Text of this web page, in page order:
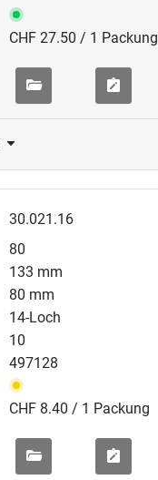
CHF 27.50 / 1 Packung
30.021.16
80
133 mm
80 mm
14-Loch
10
497128
CHF 8.40 / 1 Packung